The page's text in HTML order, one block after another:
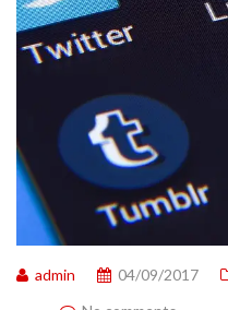
admin 04/09/2017